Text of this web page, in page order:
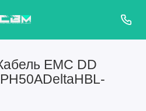
EMC DD